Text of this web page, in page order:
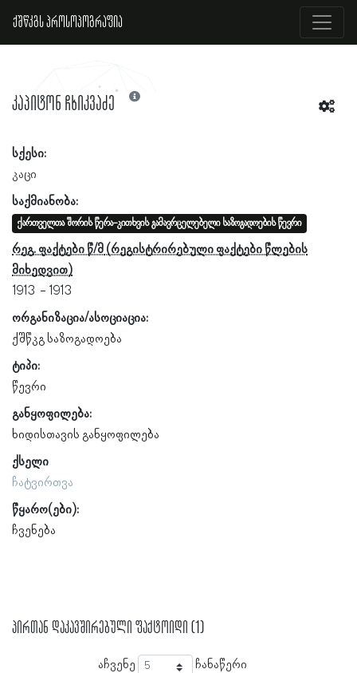
ქშწკგს პროსოპოგრაფია
კაპიტონ ჩხიკვაძე
სქესი:
კაცი
საქმიანობა:
ქართველთა შორის წერა-კითხვის გამავრცელებელი საზოგადოების წევრი
რეგ. ფაქტები წ/მ
1913
1913
ორგანიზაცია/ასოციაცია:
ქშწკგ საზოგადოება
ტიპი:
წევრი
განყოფილება:
ხიდისთავის განყოფილება
ქსელი
ჩატვირთვა
წყარო(ები):
ჩვენება
პირთან დაკავშირებული ფაქტოიდი (1)
აჩვენე ჩანაწერი